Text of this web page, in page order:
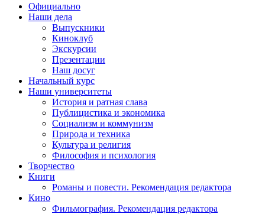
Официально
Наши дела
Выпускники
Киноклуб
Экскурсии
Презентации
Наш досуг
Начальный курс
Наши университеты
История и ратная слава
Публицистика и экономика
Социализм и коммунизм
Природа и техника
Культура и религия
Философия и психология
Творчество
Книги
Романы и повести. Рекомендация редактора
Кино
Фильмография. Рекомендация редактора